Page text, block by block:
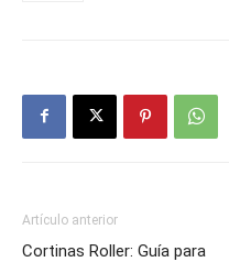
Artículo anterior
Cortinas Roller: Guía para